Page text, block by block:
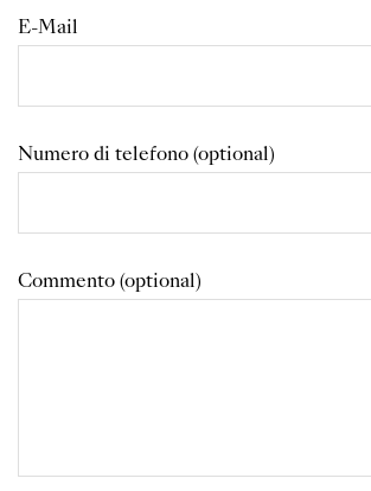
E-Mail
Numero di telefono (optional)
Commento (optional)